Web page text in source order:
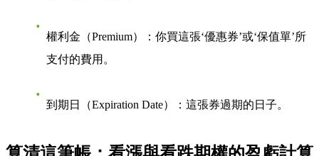
權利金（Premium）
：你買這張‘優惠券’或‘保值單’所
支付的費用。
到期日（Expiration Date） ：這張券過期的日子。